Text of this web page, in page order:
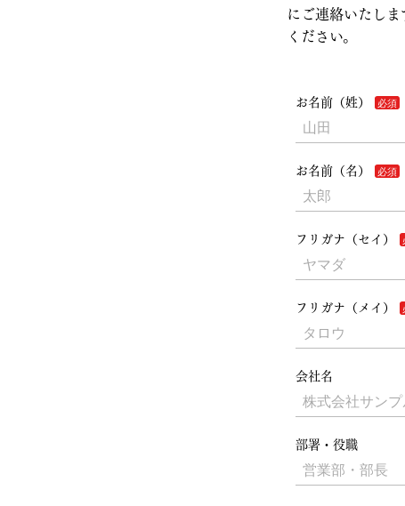
にご連絡いたし
ください。
お名前（姓）
お名前（名）
フリガナ（セイ）
フリガナ（メイ）
会社名
部署・役職